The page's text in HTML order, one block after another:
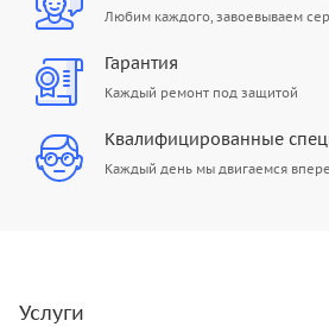
Любим каждого, завоевываем
Гарантия
Каждый ремонт под защитой
Квалифицированные
Каждый день мы двигаемся
Услуги